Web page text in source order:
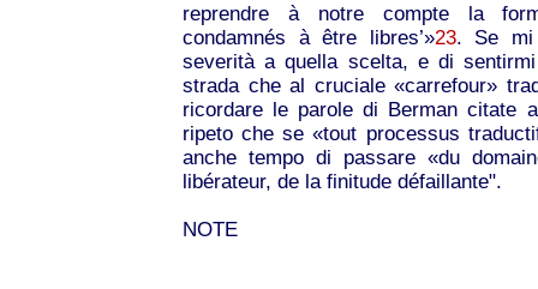
reprendre à notre compte la
condamnés à être libres’»23. Se mi
severità a quella scelta, e di
strada che al cruciale «carrefour»
ricordare le parole di Berman citate
ripeto che se «tout processus
anche tempo di passare «du
libérateur, de la finitude défaillante".
NOTE